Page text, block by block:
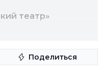
театр»
Поделиться